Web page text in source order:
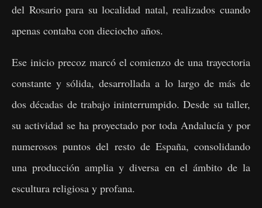
del Rosario para su localidad natal, realizados cuando
apenas contaba con dieciocho años.
Ese inicio precoz marcó el comienzo de una trayectoria
constante y sólida, desarrollada a lo largo de más de
dos décadas de trabajo ininterrumpido. Desde su taller,
su actividad se ha proyectado por toda Andalucía y por
numerosos puntos del resto de España, consolidando
una producción amplia y diversa en el ámbito de la
escultura religiosa y profana.